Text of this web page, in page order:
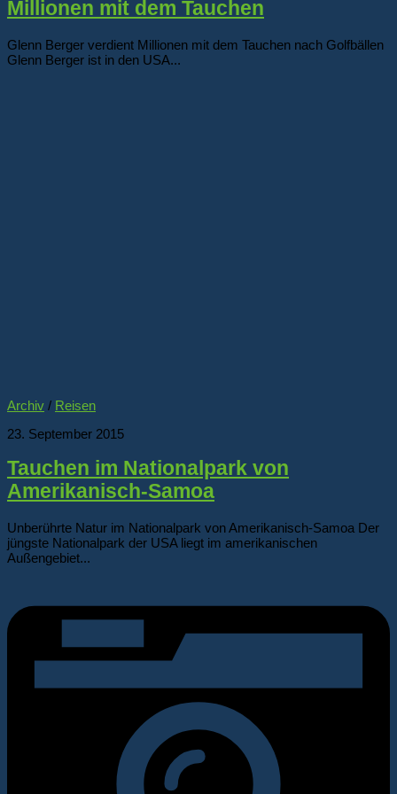
Millionen mit dem Tauchen
Glenn Berger verdient Millionen mit dem Tauchen nach Golfbällen
Glenn Berger ist in den USA...
Archiv / Reisen
23. September 2015
Tauchen im Nationalpark von
Amerikanisch-Samoa
Unberührte Natur im Nationalpark von Amerikanisch-Samoa Der
jüngste Nationalpark der USA liegt im amerikanischen
Außengebiet...